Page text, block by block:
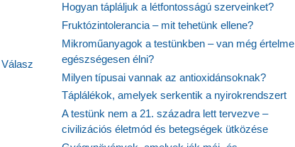
Válasz
Hogyan tápláljuk a létfontosságú szerveinket?
Fruktózintolerancia – mit tehetünk ellene?
Mikroműanyagok a testünkben – van még értelme
egészségesen élni?
Milyen típusai vannak az antioxidánsoknak?
Táplálékok, amelyek serkentik a nyirokrendszert
A testünk nem a 21. századra lett tervezve –
civilizációs életmód és betegségek ütközése